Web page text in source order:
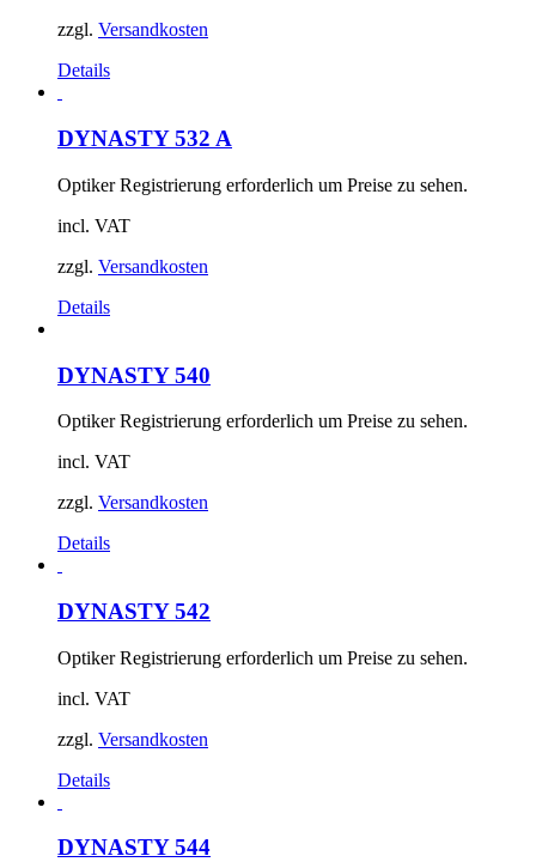
zzgl. Versandkosten
Details
DYNASTY 532 A
Optiker Registrierung erforderlich um Preise zu sehen.
incl. VAT
zzgl. Versandkosten
Details
DYNASTY 540
Optiker Registrierung erforderlich um Preise zu sehen.
incl. VAT
zzgl. Versandkosten
Details
DYNASTY 542
Optiker Registrierung erforderlich um Preise zu sehen.
incl. VAT
zzgl. Versandkosten
Details
DYNASTY 544